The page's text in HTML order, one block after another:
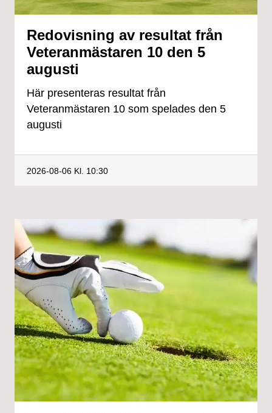
Redovisning av resultat från
Veteranmästaren 10 den 5
augusti
Här presenteras resultat från
Veteranmästaren 10 som spelades den 5
augusti
2026-08-06 Kl. 10:30